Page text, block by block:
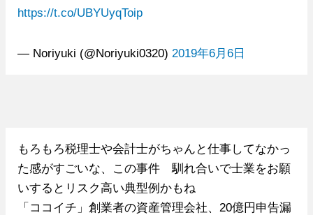
https://t.co/UBYUyqToip
— Noriyuki (@Noriyuki0320) 2019年6月6日
もろもろ税理士や会計士がちゃんと仕事してなかっ
た感がすごいな、この事件 馴れ合いで士業をお願
いするとリスク高い典型例かもね
「ココイチ」創業者の資産管理会社、20億円申告漏